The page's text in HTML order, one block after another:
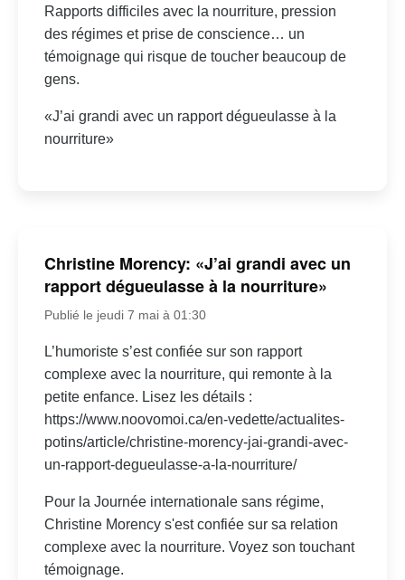
Rapports difficiles avec la nourriture, pression
des régimes et prise de conscience… un
témoignage qui risque de toucher beaucoup de
gens.
«J’ai grandi avec un rapport dégueulasse à la
nourriture»
Christine Morency: «J’ai grandi avec un
rapport dégueulasse à la nourriture»
Publié le jeudi 7 mai à 01:30
L’humoriste s’est confiée sur son rapport
complexe avec la nourriture, qui remonte à la
petite enfance. Lisez les détails :
https://www.noovomoi.ca/en-vedette/actualites-
potins/article/christine-morency-jai-grandi-avec-
un-rapport-degueulasse-a-la-nourriture/
Pour la Journée internationale sans régime,
Christine Morency s'est confiée sur sa relation
complexe avec la nourriture. Voyez son touchant
témoignage.